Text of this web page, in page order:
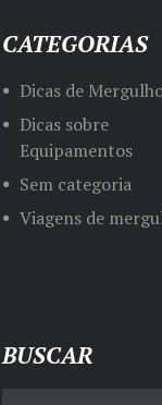
CATEGORIAS
Dicas de
Dicas sobre
Equipamentos
Sem categoria
Viagens de
BUSCAR